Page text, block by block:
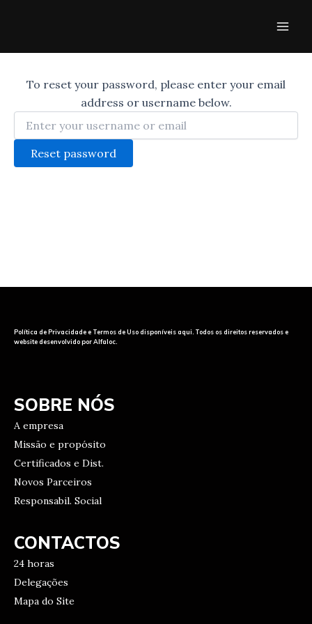
To reset your password, please enter your email
address or username below.
Política de Privacidade e Termos de Uso disponíveis aqui. Todos os direitos reservados e
website desenvolvido por Alfaloc.
SOBRE NÓS
A empresa
Missão e propósito
Certificados e Dist.
Novos Parceiros
Responsabil. Social
CONTACTOS
24 horas
Delegações
Mapa do Site